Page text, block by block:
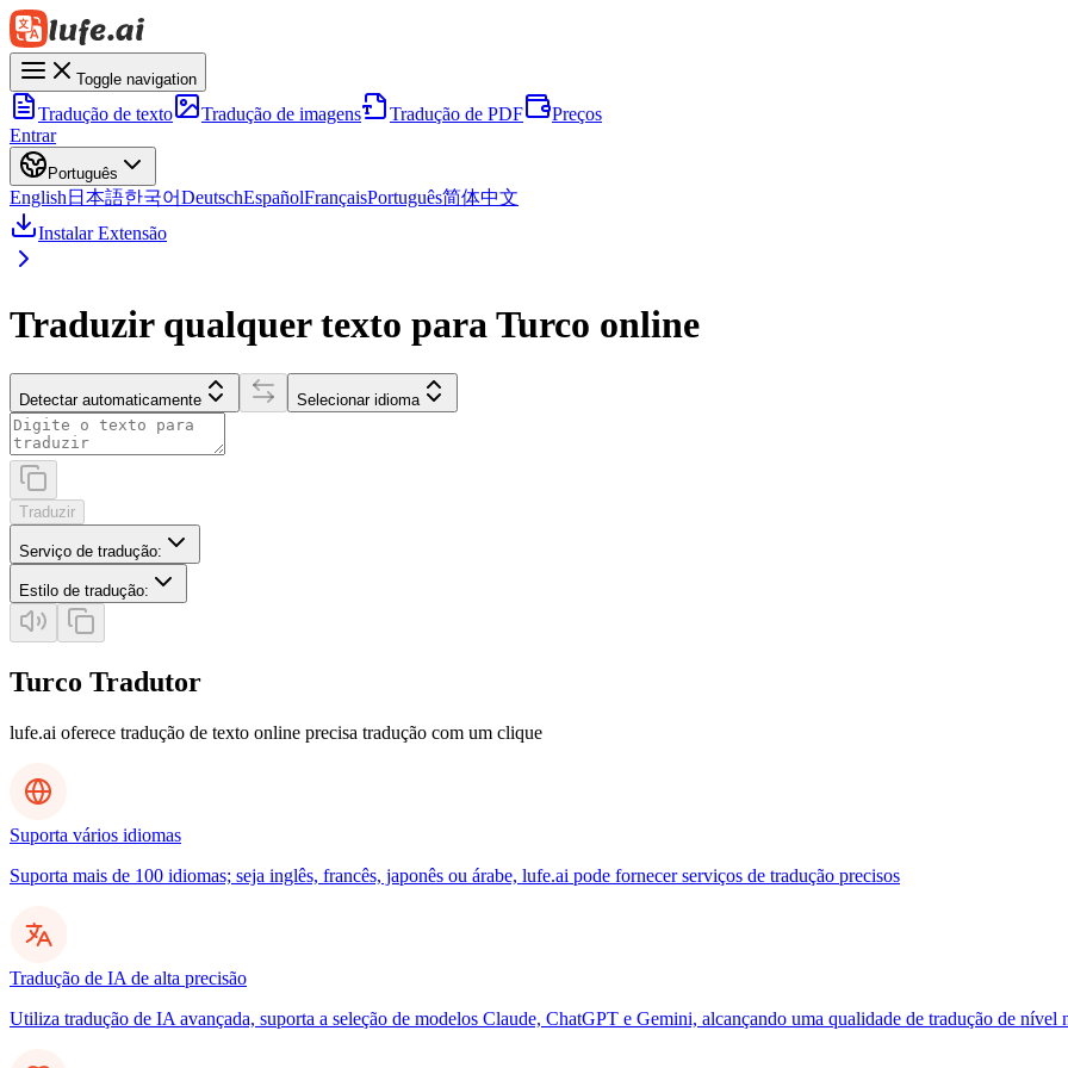
Toggle navigation
Tradução de texto Tradução de imagens Tradução de PDF
Preços
Entrar
Português
English 日本語한국어DeutschEspañolFrançaisPortuguês简体中文
Instalar Extensão
Traduzir qualquer texto para Turco online
Detectar automaticamente Selecionar idioma
Traduzir
Serviço de tradução:
Estilo de tradução:
Turco Tradutor
lufe.ai oferece tradução de texto online precisa tradução com um clique
Suporta vários idiomas
Suporta mais de 100 idiomas; seja inglês, francês, japonês ou árabe, lufe.ai pode fornecer serviços de tradução precisos
Tradução de IA de alta precisão
Utiliza tradução de IA avançada, suporta a seleção de modelos Claude, ChatGPT e Gemini, alcançando uma qualidade de tradução de nível